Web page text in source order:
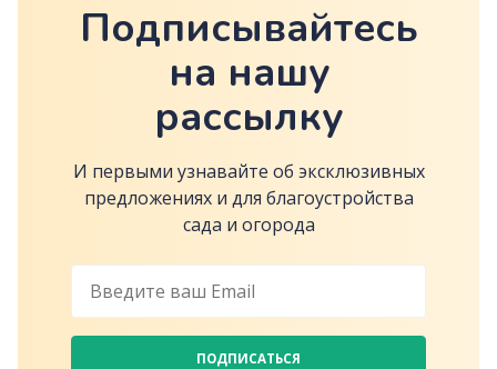
Подписывайтесь
на нашу
рассылку
И первыми узнавайте об эксклюзивных
предложениях и для благоустройства
сада и огорода
ПОДПИСАТЬСЯ